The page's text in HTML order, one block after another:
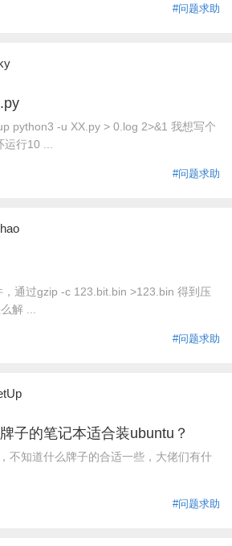
#问题求助
python3 -u XX.py > 0.log 2>&1 我想写个
行10 ...
#问题求助
通过gzip -c 123.bit.bin >123.bin 得到压
解 ...
#问题求助
子的笔记本适合装ubuntu？
不知道什么牌子的合适一些，大佬们有什
#问题求助